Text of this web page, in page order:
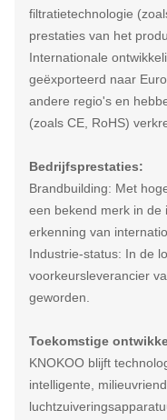
filtratietechnologie
prestaties van het
Internationale
geëxporteerd naar
andere regio's en
(zoals CE, RoHS)
Bedrijfsprestaties:
Brandbuilding: Met
een bekend merk in de
erkenning van
Industrie-status: In de
voorkeursleverancier
geworden.
Toekomstige
KNOKOO blijft
intelligente,